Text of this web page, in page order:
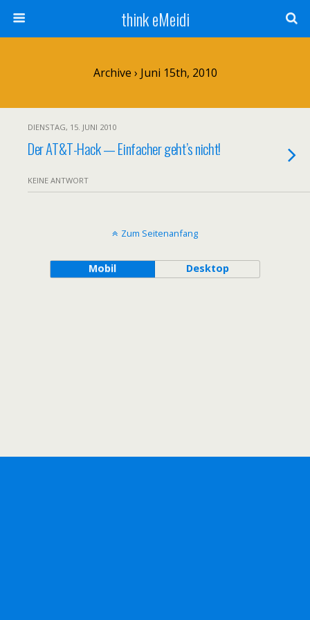
think eMeidi
Archive › Juni 15th, 2010
DIENSTAG, 15. JUNI 2010
Der AT&T-Hack — Einfacher geht’s nicht!
KEINE ANTWORT
Zum Seitenanfang
Mobil Desktop